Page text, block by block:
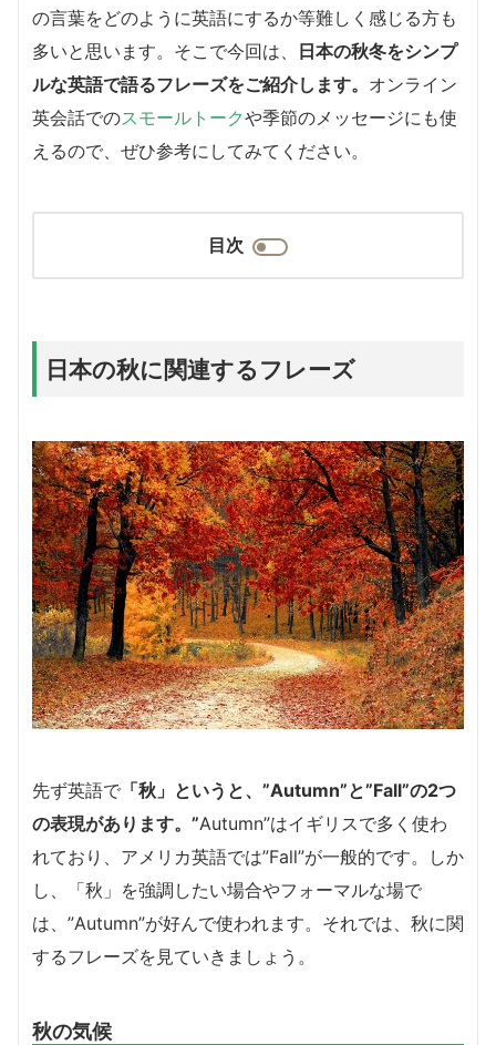
の言葉をどのように英語にするか等難しく感じる方も
多いと思います。そこで今回は、 日本の秋冬をシンプ
ルな英語で語るフレーズをご紹介します。 オンライン
英会話でのスモールトークや季節のメッセージにも使
えるので、ぜひ参考にしてみてください。
目次
日本の秋に関連するフレーズ
先ず英語で 「秋」というと、”Autumn”と”Fall”の2つ
の表現があります。”Autumn”はイギリスで多く使わ
れており、アメリカ英語では”Fall”が一般的です。しか
し、「秋」を強調したい場合やフォーマルな場で
は、”Autumn”が好んで使われます。それでは、秋に関
するフレーズを見ていきましょう。
秋の気候